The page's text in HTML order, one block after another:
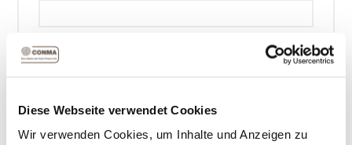
Diese Webseite verwendet Cookies
Wir verwenden Cookies, um Inhalte und Anzeigen zu
Stadt: